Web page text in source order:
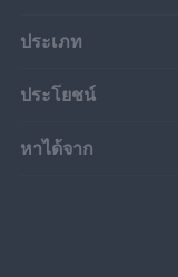
ประเภท
ประโยชน์
หาได้จาก